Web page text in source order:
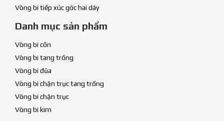
Vòng bi tiếp xúc góc hai dãy
Danh mục sản phẩm
Vòng bi côn
Vòng bi tang trống
Vòng bi đũa
Vòng bi chặn trục tang trống
Vòng bi chặn trục
Vòng bi kim